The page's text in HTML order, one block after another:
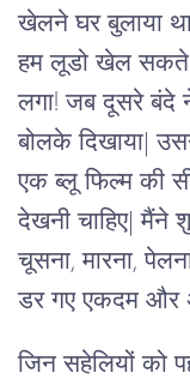
खेलने घर बुलाया
हम लूडो खेल सकते
लगा! जब दूसरे बंदे
बोलके दिखाया|
एक ब्लू फिल्म की
देखनी चाहिए| मैंने
चूसना, मारना,
डर गए एकदम और
जिन सहेलियों को